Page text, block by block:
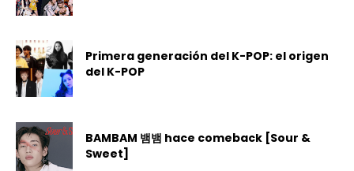
Primera generación del K-POP: el origen
del K-POP
BAMBAM 뱀뱀 hace comeback [Sour &
Sweet]